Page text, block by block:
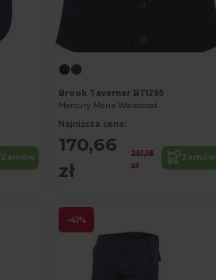
Zamów
Brook Taverner BT1295
Mercury Mens Waistcoat
Najniższa cena:
170,66
zł
251,18
zł
Zamów
-41%